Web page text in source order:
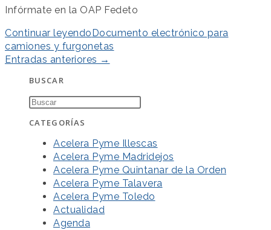
Infórmate en la OAP Fedeto
Continuar leyendoDocumento electrónico para
camiones y furgonetas
Entradas anteriores →
BUSCAR
CATEGORÍAS
Acelera Pyme Illescas
Acelera Pyme Madridejos
Acelera Pyme Quintanar de la Orden
Acelera Pyme Talavera
Acelera Pyme Toledo
Actualidad
Agenda